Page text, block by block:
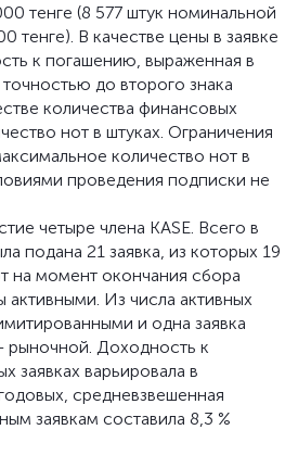
тенге (8 577 штук номинальной
тенге). В качестве цены в заявке
к погашению, выраженная в
до второго знака
количества финансовых
нот в штуках. Ограничения
количество нот в
проведения подписки не
четыре члена KASE. Всего в
подана 21 заявка, из которых 19
на момент окончания сбора
активными. Из числа активных
и одна заявка
Доходность к
заявках варьировала в
средневзвешенная
заявкам составила 8,3 %